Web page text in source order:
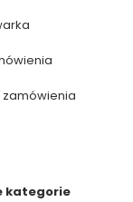
kategorie